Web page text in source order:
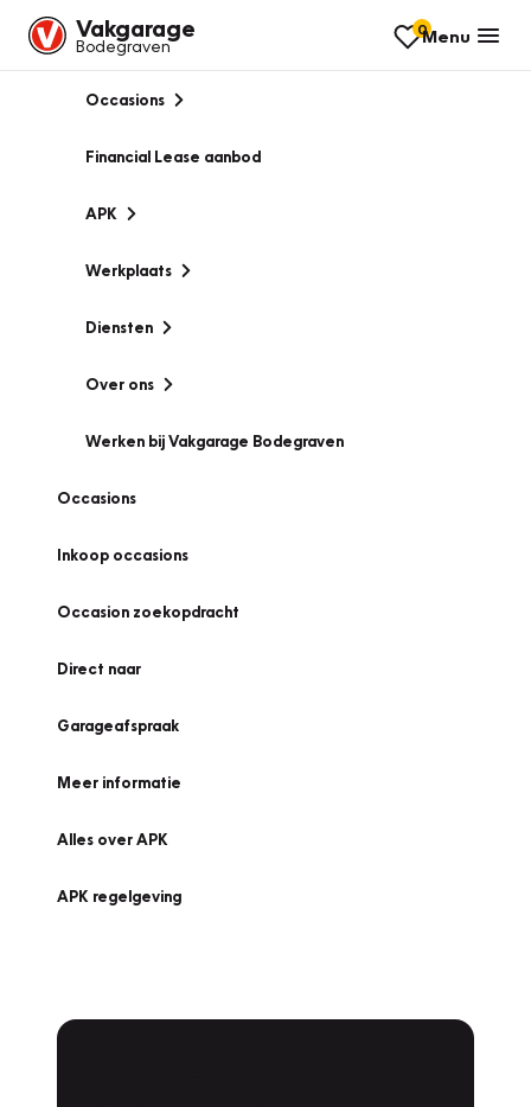
Vakgarage
Bodegraven
0Menu
Occasions
Financial Lease aanbod
APK
Werkplaats
Diensten
Over ons
Werken bij Vakgarage Bodegraven
Occasions
Inkoop occasions
Occasion zoekopdracht
Direct naar
Garageafspraak
Meer informatie
Alles over APK
APK regelgeving